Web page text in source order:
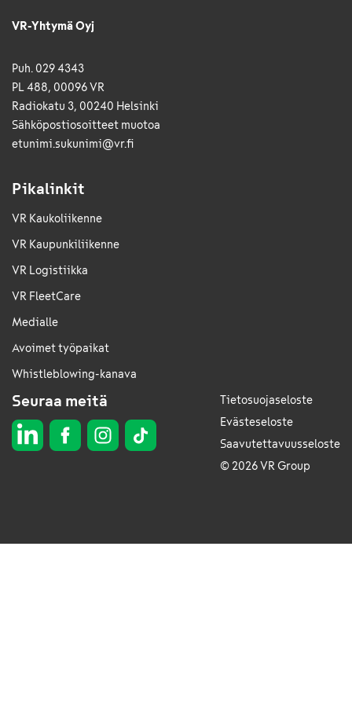
VR-Yhtymä Oyj
Puh. 029 4343
PL 488, 00096 VR
Radiokatu 3, 00240 Helsinki
Sähkö­posti­osoitteet muotoa
etunimi.sukunimi@vr.fi
Pikalinkit
VR Kaukoliikenne
VR Kaupunkiliikenne
VR Logistiikka
VR FleetCare
Medialle
Avoimet työpaikat
Whistleblowing-kanava
Seuraa meitä
Tietosuojaseloste
Evästeseloste
Saavutettavuusseloste
© 2026 VR Group